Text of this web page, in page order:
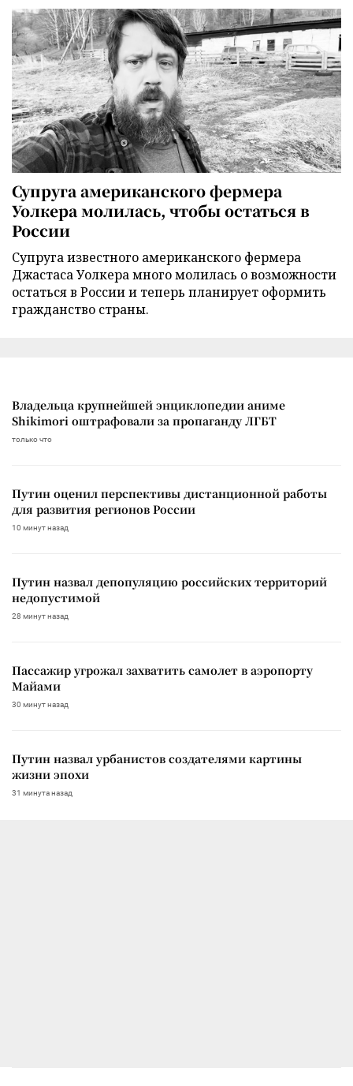
Супруга американского фермера
Уолкера молилась, чтобы остаться в
России
Супруга известного американского фермера
Джастаса Уолкера много молилась о возможности
остаться в России и теперь планирует оформить
гражданство страны.
Владельца крупнейшей энциклопедии аниме
Shikimori оштрафовали за пропаганду ЛГБТ
только что
Путин оценил перспективы дистанционной работы
для развития регионов России
10 минут назад
Путин назвал депопуляцию российских территорий
недопустимой
28 минут назад
Пассажир угрожал захватить самолет в аэропорту
Майами
30 минут назад
Путин назвал урбанистов создателями картины
жизни эпохи
31 минута назад